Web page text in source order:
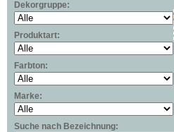
Dekorgruppe:
Produktart:
Farbton:
Marke:
Suche nach Bezeichnung: